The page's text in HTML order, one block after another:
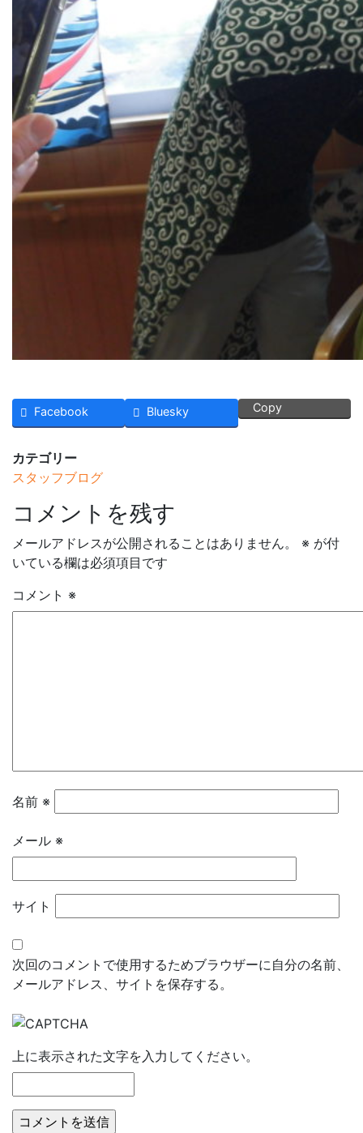
Facebook Bluesky Copy
カテゴリー
スタッフブログ
コメントを残す
メールアドレスが公開されることはありません。 ※ が付
いている欄は必須項目です
コメント ※
名前 ※
メール ※
サイト
次回のコメントで使用するためブラウザーに自分の名前、
メールアドレス、サイトを保存する。
上に表示された文字を入力してください。